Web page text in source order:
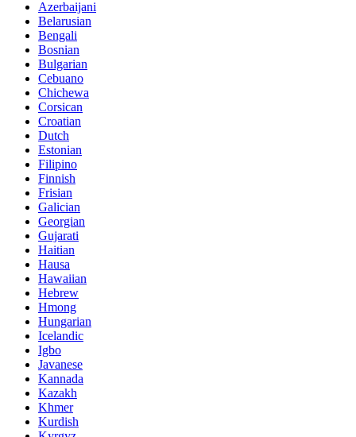
Azerbaijani
Belarusian
Bengali
Bosnian
Bulgarian
Cebuano
Chichewa
Corsican
Croatian
Dutch
Estonian
Filipino
Finnish
Frisian
Galician
Georgian
Gujarati
Haitian
Hausa
Hawaiian
Hebrew
Hmong
Hungarian
Icelandic
Igbo
Javanese
Kannada
Kazakh
Khmer
Kurdish